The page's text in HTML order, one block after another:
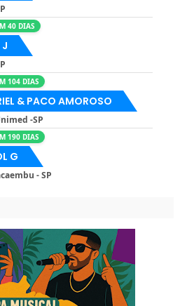
40 DIAS
104 DIAS
& PACO AMOROSO
-SP
190 DIAS
G
- SP